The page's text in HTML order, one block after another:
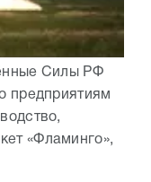
Силы РФ
предприятиям
«Фламинго»,